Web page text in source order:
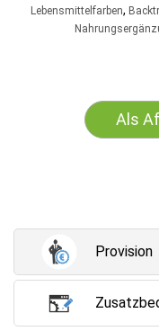
Lebensmittelfarben,
Als
Provision